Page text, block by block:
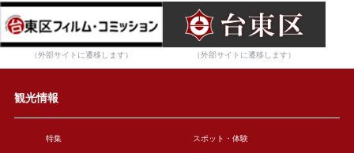
（外部サイトに遷移します） （外部サイトに遷移します）
観光情報
特集 スポット・体験